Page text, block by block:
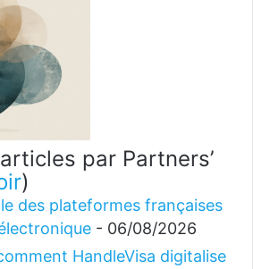
par Partners’
)
des plateformes françaises
- 06/08/2026
HandleVisa digitalise